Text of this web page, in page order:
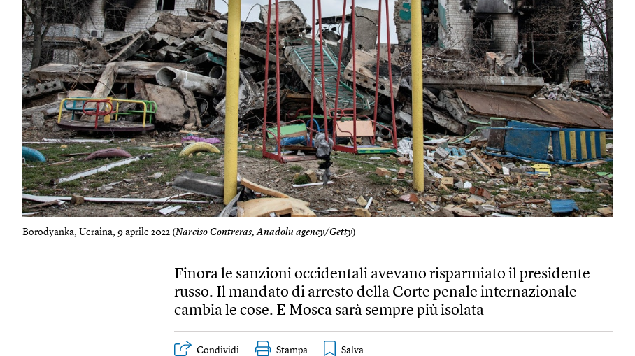
Borodyanka, Ucraina, 9 aprile 2022 (Narciso Contreras, Anadolu agency/Getty)
Finora le sanzioni occidentali avevano risparmiato il presidente
russo. Il mandato di arresto della Corte penale internazionale
cambia le cose. E Mosca sarà sempre più isolata
Condividi Stampa